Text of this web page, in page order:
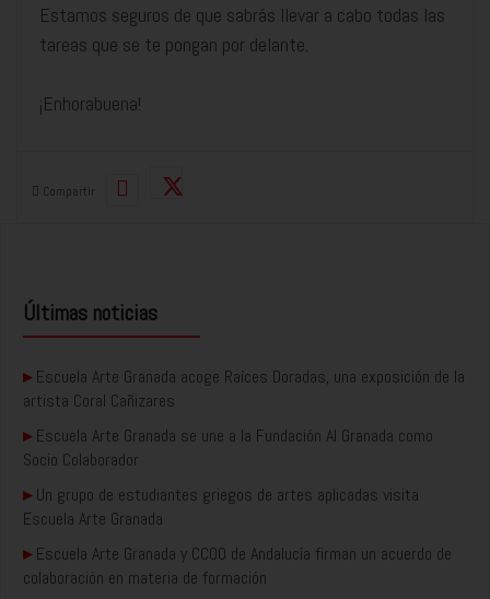
Estamos seguros de que sabrás llevar a cabo todas las
tareas que se te pongan por delante.
¡Enhorabuena!
Compartir
Últimas noticias
▸Escuela Arte Granada acoge Raíces Doradas, una exposición de la
artista Coral Cañizares
▸Escuela Arte Granada se une a la Fundación AI Granada como
Socio Colaborador
▸Un grupo de estudiantes griegos de artes aplicadas visita
Escuela Arte Granada
▸Escuela Arte Granada y CCOO de Andalucía firman un acuerdo de
colaboración en materia de formación